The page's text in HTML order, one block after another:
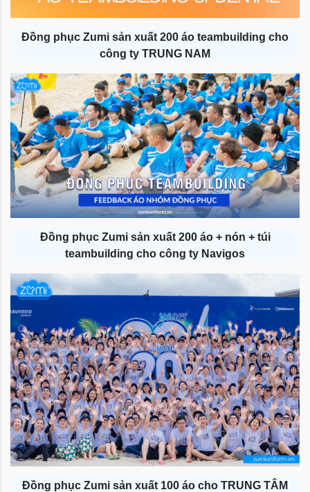
Đồng phục Zumi sản xuất 200 áo teambuilding cho
công ty TRUNG NAM
Đồng phục Zumi sản xuất 200 áo + nón + túi
teambuilding cho công ty Navigos
Đồng phục Zumi sản xuất 100 áo cho TRUNG TÂM